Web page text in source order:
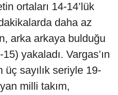
ortaları 14-14’lük
daha az
arka arkaya bulduğu
yakaladı. Vargas’ın
sayılık seriyle 19-
milli takım,